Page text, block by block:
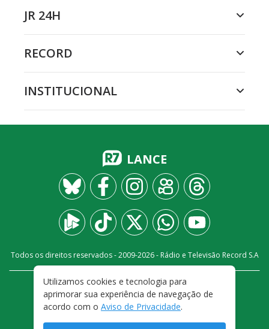
JR 24H
RECORD
INSTITUCIONAL
LANCE
Todos os direitos reservados - 2009-2026- Rádio e Televisão Record S.A
FALE CONOSCO
PRIVACIDADE
TERMOS E CONDIÇÕES DE USO
Utilizamos cookies e tecnologia para
aprimorar sua experiência de navegação de
acordo com o Aviso de Privacidade.